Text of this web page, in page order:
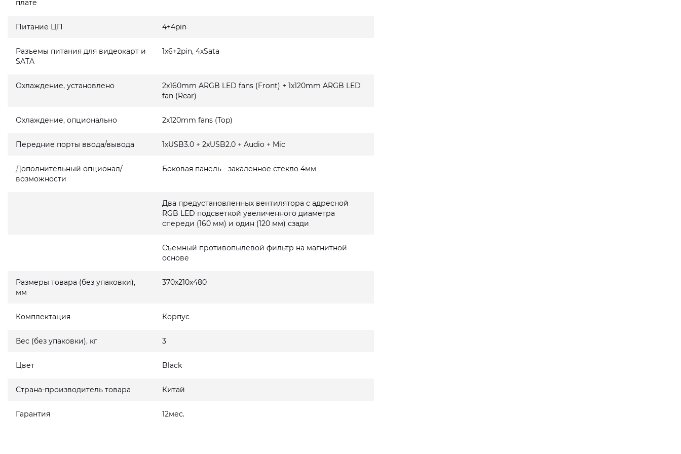
плате
Питание ЦП 4+4pin
Разъемы питания для видеокарт и
SATA
1x6+2pin, 4xSata
Охлаждение, установлено
2x160mm ARGB LED fans (Front) + 1x120mm ARGB LED
fan (Rear)
Охлаждение, опционально 2x120mm fans (Top)
Передние порты ввода/вывода 1хUSB3.0 + 2хUSB2.0 + Audio + Mic
Дополнительный опционал/
возможности
Боковая панель - закаленное стекло 4мм
Два предустановленных вентилятора с адресной
RGB LED подсветкой увеличенного диаметра
спереди (160 мм) и один (120 мм) сзади
Съемный противопылевой фильтр на магнитной
основе
Размеры товара (без упаковки),
мм
370x210x480
Комплектация Корпус
Вес (без упаковки), кг 3
Цвет Black
Страна-производитель товара Китай
Гарантия 12мес.